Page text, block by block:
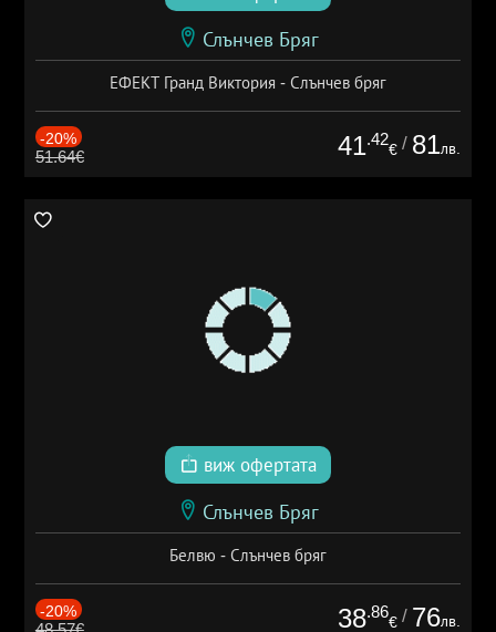
Слънчев Бряг
ЕФЕКТ Гранд Виктория - Слънчев бряг
-20%
51.64€ 41.42
€ / 81лв.
виж офертата
Слънчев Бряг
Белвю - Слънчев бряг
-20% 38.86
€ / 76лв.